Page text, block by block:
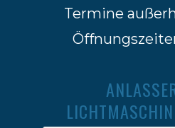
Termine